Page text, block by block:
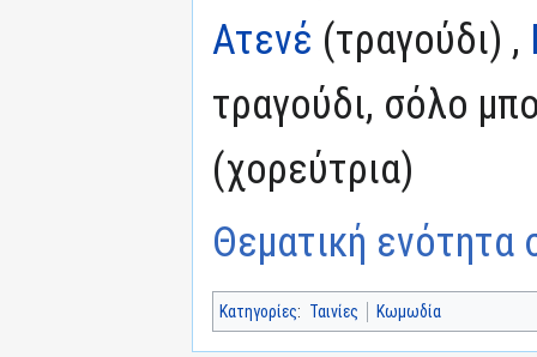
Ατενέ (τραγούδι) ,
τραγούδι, σόλο
(χορεύτρια)
Θεματική ενότητα
Κατηγορίες: Ταινίες Κωμωδία